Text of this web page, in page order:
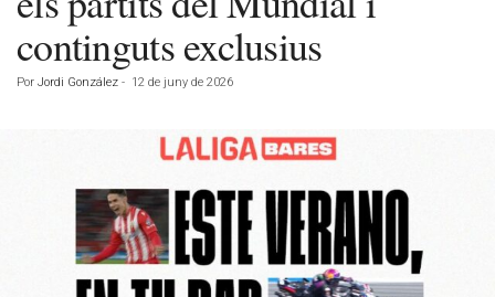
continguts exclusius
Por Jordi González - 12 de juny de 2026